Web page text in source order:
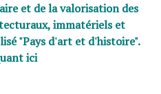
et de la valorisation des
immatériels et
"Pays d'art et d'histoire".
ici